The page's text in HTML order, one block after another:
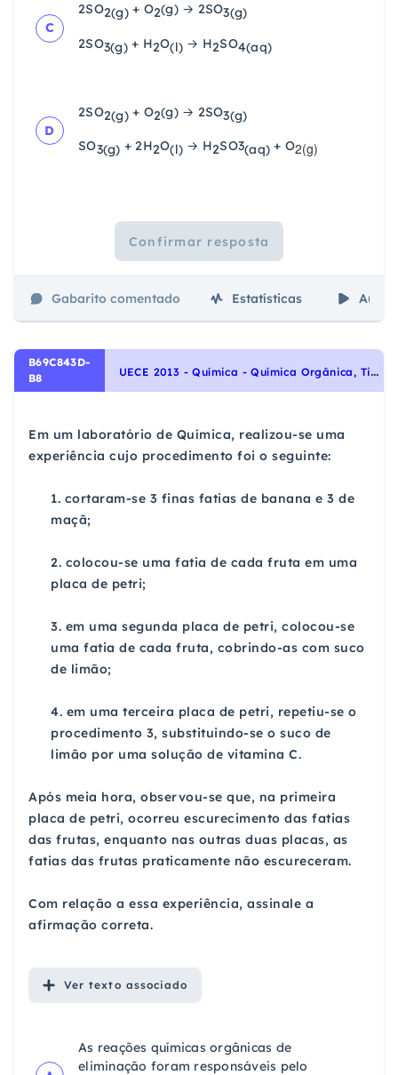
C
2SO2(g) + O2(g) → 2SO3(g)
2SO3(g) + H2O(l) → H2SO4(aq)
D
2SO2(g) + O2(g) → 2SO3(g)
SO3(g) + 2H2O(l) → H2SO3(aq)+ O2(g)
Confirmar resposta
Gabarito comentado Estatísticas Aulas
B69C843D-
B8
U
ECE 2013 - Química - Química Orgânica, Tipos de Reações Orgânicas: Oxidação, Redução e Polimerização.
Em um laboratório de Química, realizou-se uma
experiência cujo procedimento foi o seguinte:
1. cortaram-se 3 finas fatias de banana e 3 de
maçã;
2. colocou-se uma fatia de cada fruta em uma
placa de petri;
3. em uma segunda placa de petri, colocou-se
uma fatia de cada fruta, cobrindo-as com suco
de limão;
4. em uma terceira placa de petri, repetiu-se o
procedimento 3, substituindo-se o suco de
limão por uma solução de vitamina C.
Após meia hora, observou-se que, na primeira
placa de petri, ocorreu escurecimento das fatias
das frutas, enquanto nas outras duas placas, as
fatias das frutas praticamente não escureceram.
Com relação a essa experiência, assinale a
afirmação correta.
Ver texto associado
As reações químicas orgânicas de
eliminação foram responsáveis pelo